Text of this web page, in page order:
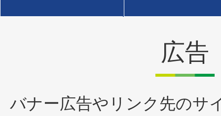
広告
バナー広告やリンク先のサ